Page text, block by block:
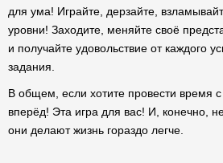
для ума! Играйте, дерзайте,
уровни! Заходите, меняйте своё
и получайте удовольствие от каждого
задания.
В общем, если хотите провести время с
вперёд! Эта игра для вас! И, конечно,
они делают жизнь гораздо легче.